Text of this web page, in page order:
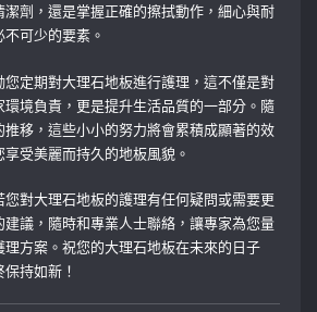
潔劑，還是掌握正確的擦拭動作，細心與耐
可少的要素。
您定期對大理石地板進行護理，這不僅是對
環境負責，更是提升生活品質的一部分。隨
推移，這些小小的努力將會累積成顯著的效
享受美麗而持久的地板風貌。
您對大理石地板的護理有任何疑問或需要更
建議，隨時和專業人士聯絡，讓專家為您量
理方案。祝您的大理石地板在未來的日子
持如新！